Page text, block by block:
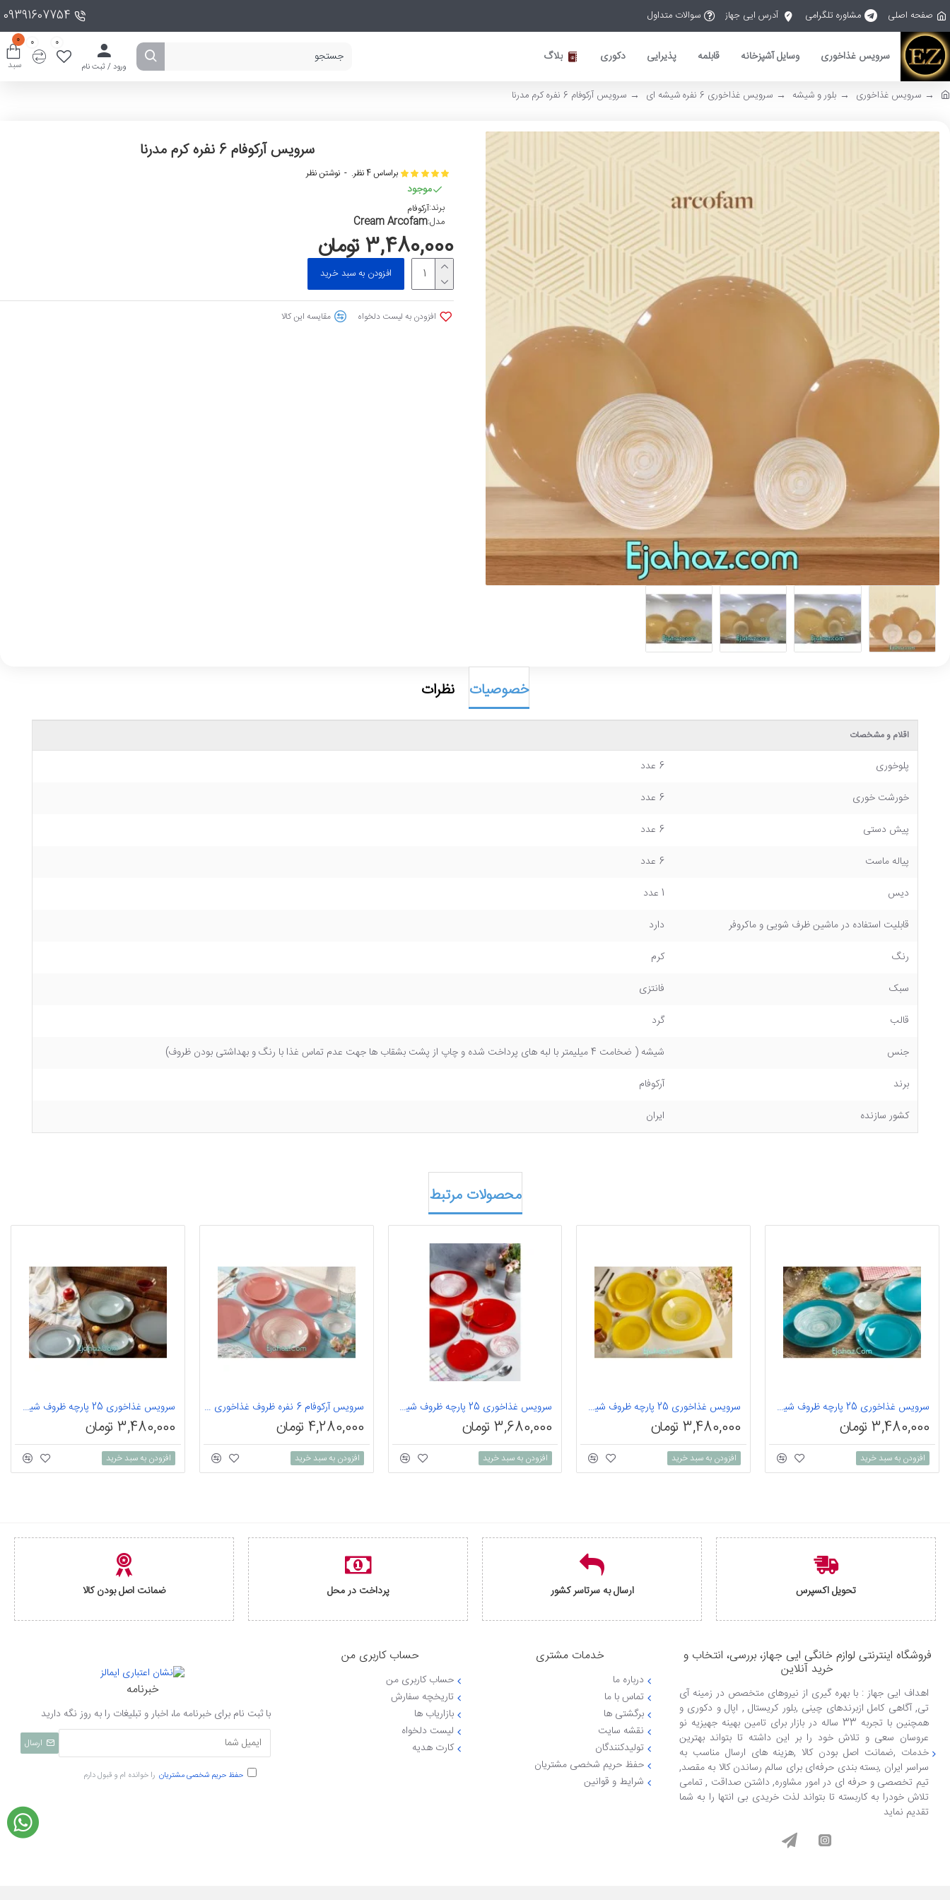
صفحه اصلی مشاوره تلگرامی آدرس ایی جهاز سوالات متداول 09391607754
سرویس غذاخوری وسایل آشپزخانه قابلمه پذیرایی دکوری بلاگ
ورود / ثبت نام
0
0
سبد
0
سرویس غذاخوری بلور و شیشه سرویس غذاخوری 6 نفره شیشه ای سرویس آرکوفام 6 نفره کرم مدرنا
سرویس آرکوفام 6 نفره کرم مدرنا
موجود
برند:آرکوفام
مدل:Cream Arcofam
براساس 4 نظر. - نوشتن نظر
3,480,000 تومان
افزودن به سبد خرید
افزودن به لیست دلخواه مقایسه این کالا
خصوصیات نظرات
اقلام و مشخصات
پلوخوری
6 عدد
خورشت خوری
6 عدد
پیش دستی
6 عدد
پیاله ماست
6 عدد
دیس
1 عدد
قابلیت استفاده در ماشین ظرف شویی و ماکروفر
دارد
رنگ
کرم
سبک
فانتزی
قالب
گرد
جنس
شیشه ( ضخامت 4 میلیمتر با لبه های پرداخت شده و چاپ از پشت بشقاب ها جهت عدم تماس غذا با رنگ و بهداشتی بودن ظروف)
برند
آرکوفام
کشور سازنده
ایران
محصولات مرتبط
سرویس غذاخوری 25 پارچه ظروف شیشه ای رنگ آبی آرکوفام
3,480,000 تومان
افزودن به سبد خرید
سرویس غذاخوری 25 پارچه ظروف شیشه ای رنگ زرد آرکوفام
3,480,000 تومان
افزودن به سبد خرید
سرویس غذاخوری 25 پارچه ظروف شیشه ای رنگ قرمز آرکوفام
3,680,000 تومان
افزودن به سبد خرید
سرویس آرکوفام 6 نفره ظروف غذاخوری رنگ صورتی
4,280,000 تومان
افزودن به سبد خرید
سرویس غذاخوری 25 پارچه ظروف شیشه ای رنگ طوسی آرکوفام
3,480,000 تومان
افزودن به سبد خرید
تحویل اکسپرس ارسال به سرتاسر کشور پرداخت در محل ضمانت اصل بودن کالا
فروشگاه اینترنتی لوازم خانگی ایی جهاز، بررسی، انتخاب و
خرید آنلاین
اهداف ایی جهاز : با بهره گیری از نیروهای متخصص در زمینه آی
تی, آگاهی کامل ازبرندهای چینی ,بلور کریستال , اپال و دکوری و
همچنین با تجربه 33 ساله در بازار برای تامین بهینه جهیزیه نو
عروسان سعی و تلاش خود را بر این داشته تا بتواند بهترین
خدمات ,ضمانت اصل بودن کالا ,هزینه های ارسال مناسب به
سراسر ایران ,بسته بندی حرفه‌ای برای سالم رساندن کالا به مقصد,
تیم تخصصی و حرفه ای در امور مشاوره, داشتن صداقت , تمامی
تلاش خودرا به کاربسته تا بتواند لذت خریدی بی انتها را به شما
تقدیم نماید
خدمات مشتری
درباره ما
تماس با ما
برگشتی ها
نقشه سایت
تولیدکنندگان
حفظ حریم شخصی مشتریان
شرایط و قوانین
حساب کاربری من
حساب کاربری من
تاریخچه سفارش
بازاریاب ها
لیست دلخواه
کارت هدیه
خبرنامه
با ثبت نام برای خبرنامه ما، اخبار و تبلیغات را به روز نگه دارید
ارسال
حفظ حریم شخصی مشتریان را خوانده ام و قبول دارم